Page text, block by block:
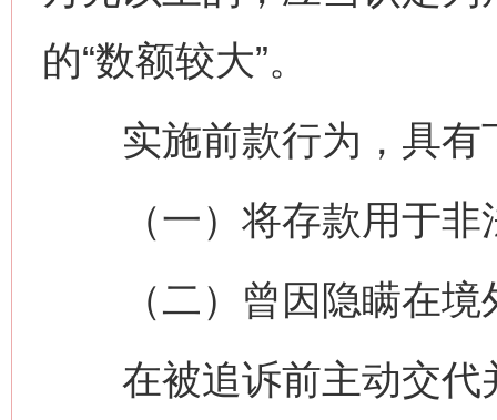
的“数额较大”。
实施前款行为，具有
（一）将存款用于非
（二）曾因隐瞒在境
在被追诉前主动交代